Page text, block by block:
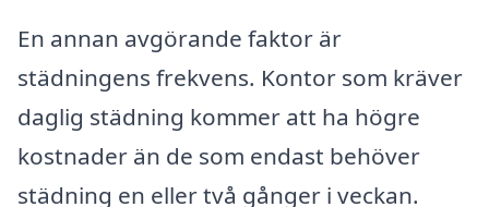
En annan avgörande faktor är
städningens frekvens. Kontor som kräver
daglig städning kommer att ha högre
kostnader än de som endast behöver
städning en eller två gånger i veckan.